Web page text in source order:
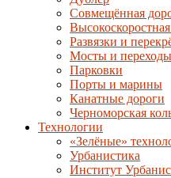
Совмещённая
Развязки и
Мосты и переходы
Парковки
Порты и марины
Канатные дороги
Черноморская
Технологии
«Зелёные»
Урбанистика
Институт